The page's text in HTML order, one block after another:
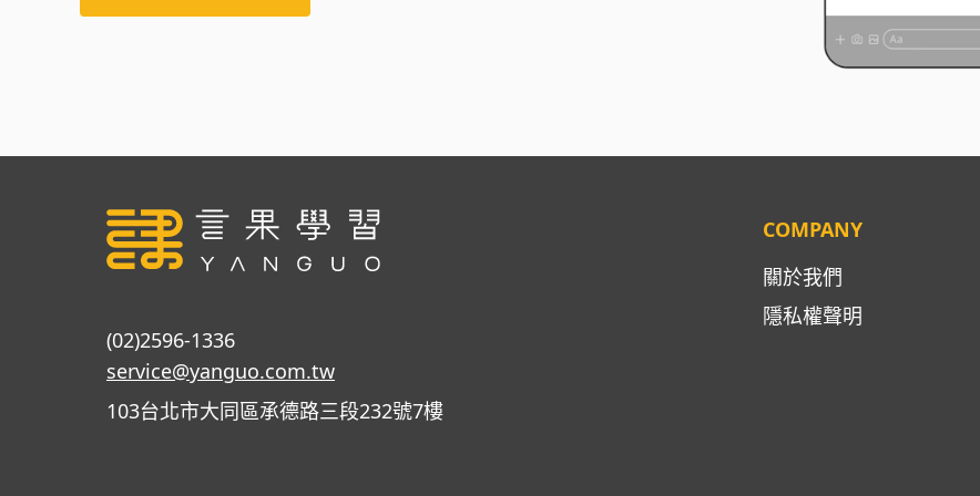
(02)2596-1336
service@yanguo.com.tw
103台北市大同區承德路三段232號7樓
COMPANY
關於我們
隱私權聲明